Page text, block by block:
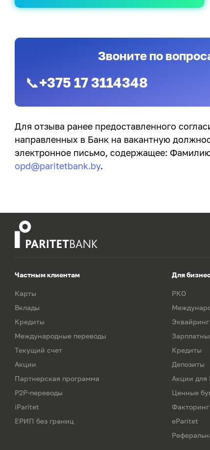
Звоните по
📞+375 17 3114348
Для отзыва ранее предоставленного
направленных в Банк на вакантную
электронное письмо, содержащее:
opd@paritetbank.by.
Частным клиентам
Карты
Вклады
Кредиты
Международные переводы
Текущий счет
Акции
Партнерская программа
P2P-переводы
iParitet
ЕРИП без границ
Для
РКО
Эквайринг
Кредиты
Депозиты
Акции для
Ценные
Факторинг
eParitet